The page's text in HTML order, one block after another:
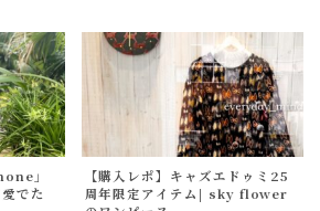
」
でた
【購入レポ】キャズエドゥミ25
周年限定アイテム| sky flower